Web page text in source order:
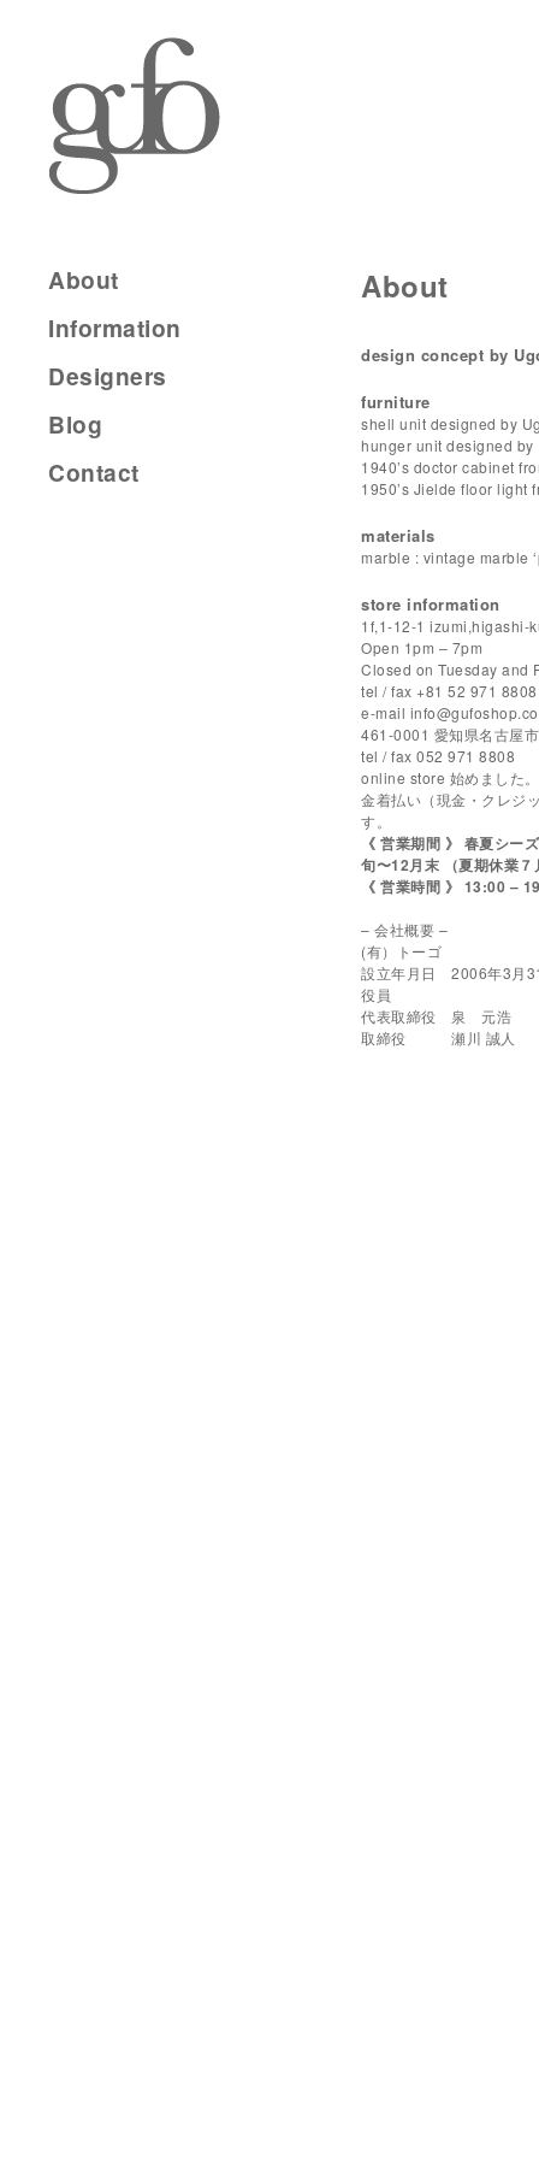
About
design concept by
furniture
shell unit designed by
hunger unit designed by
1940’s doctor cabinet
1950’s Jielde floor light
materials
marble : vintage marble
store information
1f,1-12-1 izumi,higashi-
Open 1pm – 7pm
Closed on Tuesday and
tel / fax +81 52 971 8808
e-mail
461-0001 愛知県名古屋
tel / fax 052 971 8808
online store 始めました
金着払い（現金・クレジ
す。
《 営業期間 》 春夏シー
旬〜12月末 （夏期休業
《 営業時間 》 13:00 –
– 会社概要 –
(有）トーゴ
設立年月日 2006年3月
役員
代表取締役 泉 元浩
取締役 瀬川 誠人
About
Information
Designers
Blog
Contact